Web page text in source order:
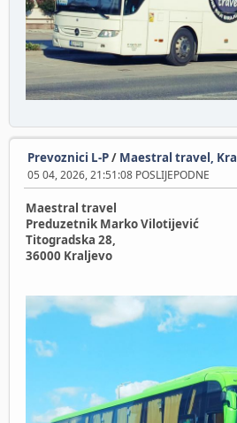
Prevoznici L-P/ Maestral travel,
05 04, 2026, 21:51:08 POSLIJEPODNE
Maestral travel
Preduzetnik Marko Vilotijević
Titogradska 28,
36000 Kraljevo